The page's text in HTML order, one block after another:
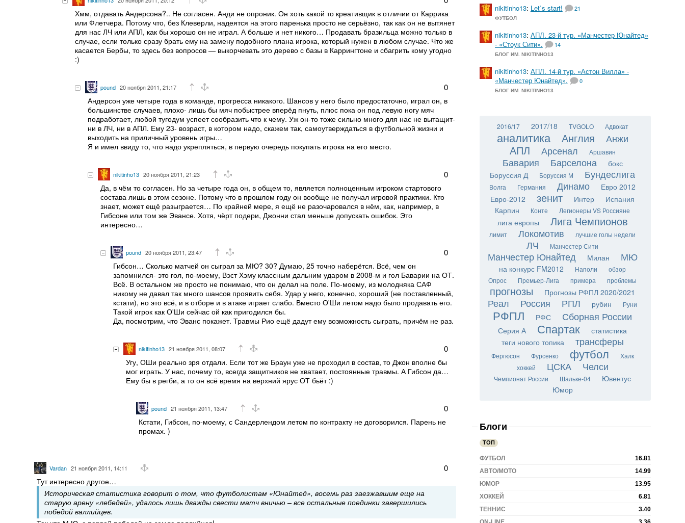
Хмм, отдавать Андерсона?.. Не согласен. Анди не опроник. Он хоть какой то креативщик в отличии от Каррика
или Флетчера. Потому что, без Клеверли, надеятся на этого паренька просто не серьёзно, так как он не вытянет
для нас ЛЧ или АПЛ, как бы хорошо он не играл. А больше и нет никого… Продавать бразильца можно только в
случае, если только сразу брать ему на замену подобного плана игрока, который нужен в любом случае. Что же
касается Бербы, то здесь без вопросов — выкорчевать это дерево с базы в Каррингтоне и сбагрить кому угодно
:)
pound 20 ноября 2011, 21:17 0
Андерсон уже четыре года в команде, прогресса никакого. Шансов у него было предостаточно, играл он, в
большинстве случаев, плохо- лишь бы мяч побыстрее вперёд пнуть, плюс пока он под левую ногу мяч
подработает, любой тугодум успеет сообразить что к чему. Уж он-то тоже сильно много для нас не вытащит-
ни в ЛЧ, ни в АПЛ. Ему 23- возраст, в котором надо, скажем так, самоутверждаться в футбольной жизни и
выходить на приличный уровень игры…
Я и имел ввиду то, что надо укрепляться, в первую очередь покупать игрока на его место.
nikitinho13 20 ноября 2011, 21:23 0
Да, в чём то согласен. Но за четыре года он, в общем то, является полноценным игроком стартового
состава лишь в этом сезоне. Потому что в прошлом году он вообще не получал игровой практики. Кто
знает, может ещё разыграется… По крайней мере, я ещё не разочаровался в нём, как, например, в
Гибсоне или том же Эвансе. Хотя, чёрт подери, Джонни стал меньше допускать ошибок. Это
интересно…
pound 20 ноября 2011, 23:47 0
Гибсон… Сколько матчей он сыграл за МЮ? 30? Думаю, 25 точно наберётся. Всё, чем он
запомнился- это гол, по-моему, Вэст Хэму классным дальним ударом в 2008-м и гол Баварии на ОТ.
Всё. В остальном же просто не понимаю, что он делал на поле. По-моему, из молодняка САФ
никому не давал так много шансов проявить себя. Удар у него, конечно, хороший (не поставленный,
кстати), но это всё, и в отборе и в атаке играет слабо. Вместо О'Ши летом надо было продавать его.
Такой игрок как О'Ши сейчас ой как пригодился бы.
Да, посмотрим, что Эванс покажет. Травмы Рио ещё дадут ему возможность сыграть, причём не раз.
nikitinho13 21 ноября 2011, 08:07 0
Угу, ОШи реально зря отдали. Если тот же Браун уже не проходил в состав, то Джон вполне бы
мог играть. У нас, почему то, всегда защитников не хватает, постоянные травмы. А Гибсон да…
Ему бы в регби, а то он всё время на верхний ярус ОТ бьёт :)
pound 21 ноября 2011, 13:47 0
Кстати, Гибсон, по-моему, с Сандерлендом летом по контракту не договорился. Парень не
промах. )
Vardan 21 ноября 2011, 14:11 0
Тут интересно другое…
Историческая статистика говорит о том, что футболистам «Юнайтед», восемь раз заезжавшим еще на
старую арену «лебедей», удалось лишь дважды свести матч вничью – все остальные поединки завершились
победой валлийцев.
nikitinho13: Let`s start! 21
ФУТБОЛ
nikitinho13: АПЛ. 23-й тур. «Манчестер Юнайтед»
- «Стоук Сити».
14
БЛОГ ИМ. NIKITINHO13
nikitinho13: АПЛ. 14-й тур. «Астон Вилла» -
«Манчестер Юнайтед».
0
БЛОГ ИМ. NIKITINHO13
2016/17 2017/18 TVGOLO Адвокат
аналитика Англия Анжи
АПЛ Арсенал Аршавин
Бавария Барселона
бокс
Боруссия Д
Боруссия М Бундеслига
Волга Германия Динамо
Евро 2012
Евро-2012
зенит Интер
Испания
Карпин
Конте Легионеры VS Россияне
лига европы Лига Чемпионов
лимит Локомотив лучшие голы недели
ЛЧ Манчестер Сити
Манчестер Юнайтед Милан МЮ
на конкурс FM2012 Наполи
обзор
Опрос
Премьер-Лига примера проблемы
прогнозы Прогнозы РФПЛ 2020/2021
Реал Россия РПЛ рубин Руни
РФПЛ РФС Сборная России
Серия А Спартак
статистика
теги нового топика
трансферы
Фергюсон Фурсенко футбол
Халк
хоккей
ЦСКА Челси
Чемпионат России Шальке-04
Ювентус
Юмор
Блоги
ТОП
16.81
ФУТБОЛ
14.99
АВТО/МОТО
13.95
ЮМОР
6.81
ХОККЕЙ
3.40
ТЕННИС